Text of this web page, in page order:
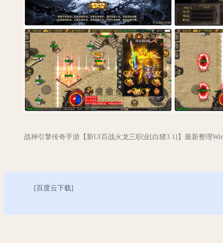
战神引擎传奇手游【新UI百战火龙三职业[白猪3.1]】最新整理
[ 百度云下载]